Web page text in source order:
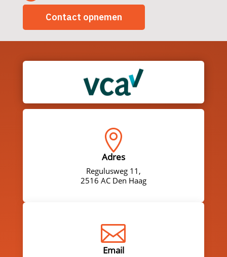
Contact opnemen

Adres
Regulusweg 11,
2516 AC Den Haag

Email